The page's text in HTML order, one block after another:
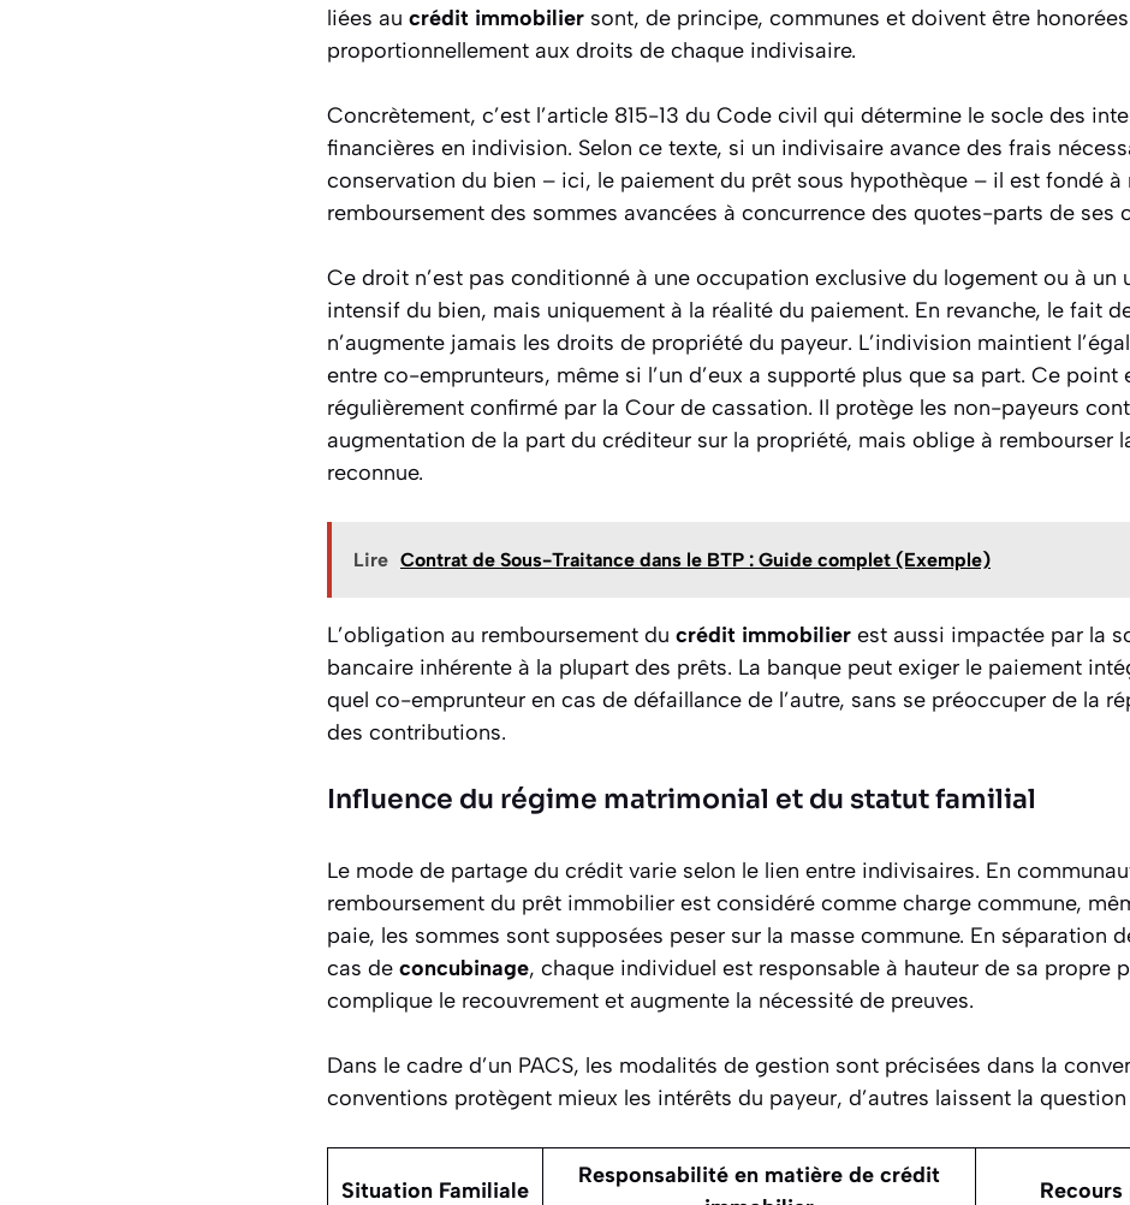
liées au crédit immobilier sont, de principe, communes et doivent être honorées
proportionnellement aux droits de chaque indivisaire.
Concrètement, c’est l’article 815-13 du Code civil qui détermine le socle des
financières en indivision. Selon ce texte, si un indivisaire avance des frais
conservation du bien – ici, le paiement du prêt sous hypothèque – il est fondé à
remboursement des sommes avancées à concurrence des quotes-parts de ses
Ce droit n’est pas conditionné à une occupation exclusive du logement ou à un
intensif du bien, mais uniquement à la réalité du paiement. En revanche, le fait
n’augmente jamais les droits de propriété du payeur. L’indivision maintient
entre co-emprunteurs, même si l’un d’eux a supporté plus que sa part. Ce point
régulièrement confirmé par la Cour de cassation. Il protège les non-payeurs
augmentation de la part du créditeur sur la propriété, mais oblige à rembourser
reconnue.
Lire Contrat de Sous-Traitance dans le BTP : Guide complet (Exemple)
L’obligation au remboursement du crédit immobilier est aussi impactée par la
bancaire inhérente à la plupart des prêts. La banque peut exiger le paiement
quel co-emprunteur en cas de défaillance de l’autre, sans se préoccuper de la
des contributions.
Influence du régime matrimonial et du statut familial
Le mode de partage du crédit varie selon le lien entre indivisaires. En
remboursement du prêt immobilier est considéré comme charge commune,
paie, les sommes sont supposées peser sur la masse commune. En séparation
cas de concubinage, chaque individuel est responsable à hauteur de sa propre
complique le recouvrement et augmente la nécessité de preuves.
Dans le cadre d’un PACS, les modalités de gestion sont précisées dans la
conventions protègent mieux les intérêts du payeur, d’autres laissent la question
Situation Familiale
Responsabilité en matière de crédit